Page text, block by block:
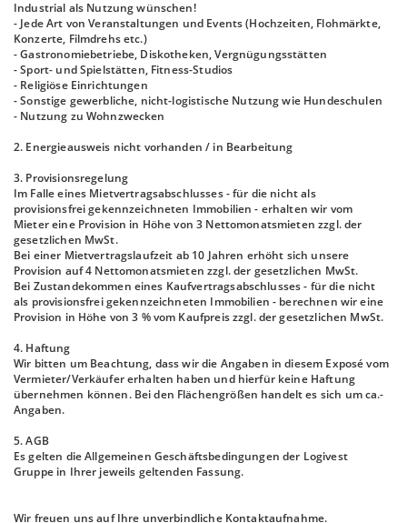
Industrial als Nutzung wünschen!
- Jede Art von Veranstaltungen und Events (Hochzeiten, Flohmärkte,
Konzerte, Filmdrehs etc.)
- Gastronomiebetriebe, Diskotheken, Vergnügungsstätten
- Sport- und Spielstätten, Fitness-Studios
- Religiöse Einrichtungen
- Sonstige gewerbliche, nicht-logistische Nutzung wie Hundeschulen
- Nutzung zu Wohnzwecken
2. Energieausweis nicht vorhanden / in Bearbeitung
3. Provisionsregelung
Im Falle eines Mietvertragsabschlusses - für die nicht als
provisionsfrei gekennzeichneten Immobilien - erhalten wir vom
Mieter eine Provision in Höhe von 3 Nettomonatsmieten zzgl. der
gesetzlichen MwSt.
Bei einer Mietvertragslaufzeit ab 10 Jahren erhöht sich unsere
Provision auf 4 Nettomonatsmieten zzgl. der gesetzlichen MwSt.
Bei Zustandekommen eines Kaufvertragsabschlusses - für die nicht
als provisionsfrei gekennzeichneten Immobilien - berechnen wir eine
Provision in Höhe von 3 % vom Kaufpreis zzgl. der gesetzlichen MwSt.
4. Haftung
Wir bitten um Beachtung, dass wir die Angaben in diesem Exposé vom
Vermieter/Verkäufer erhalten haben und hierfür keine Haftung
übernehmen können. Bei den Flächengrößen handelt es sich um ca.-
Angaben.
5. AGB
Es gelten die Allgemeinen Geschäftsbedingungen der Logivest
Gruppe in Ihrer jeweils geltenden Fassung.
Wir freuen uns auf Ihre unverbindliche Kontaktaufnahme.